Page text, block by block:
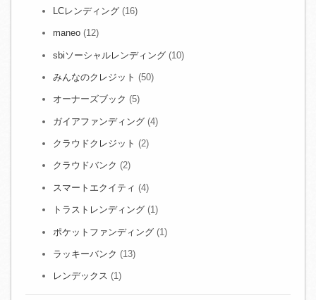
LCレンディング (16)
maneo (12)
sbiソーシャルレンディング (10)
みんなのクレジット (50)
オーナーズブック (5)
ガイアファンディング (4)
クラウドクレジット (2)
クラウドバンク (2)
スマートエクイティ (4)
トラストレンディング (1)
ポケットファンディング (1)
ラッキーバンク (13)
レンデックス (1)